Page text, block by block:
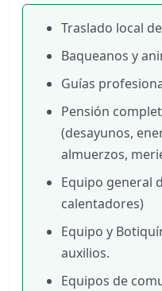
Traslado local
Baqueanos y
Guías
Pensión
(desayunos,
almuerzos,
Equipo general
calentadores)
Equipo y
auxilios.
Equipos de